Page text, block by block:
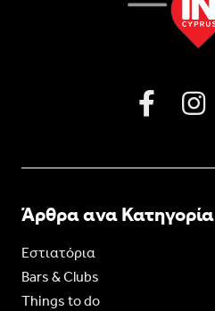
Άρθρα ανα Κατηγορία
Εστιατόρια
Bars & Clubs
Things to do